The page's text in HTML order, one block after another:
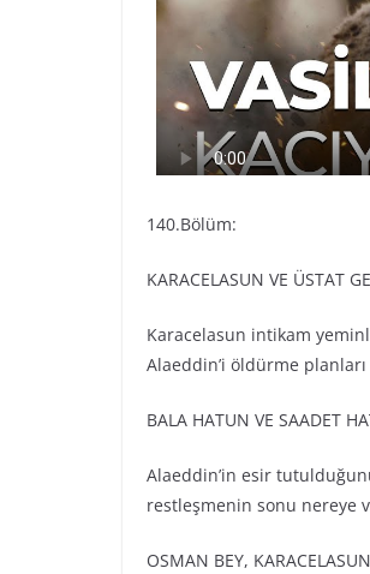
140.Bölüm:
KARACELASUN VE ÜSTAT
Karacelasun intikam
Alaeddin’i öldürme
BALA HATUN VE SAADET
Alaeddin’in esir
restleşmenin sonu nereye
OSMAN BEY,